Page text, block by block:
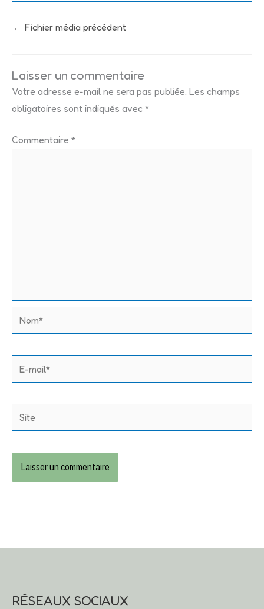
← Fichier média précédent
Laisser un commentaire
Votre adresse e-mail ne sera pas publiée. Les champs
obligatoires sont indiqués avec *
Commentaire *
Nom*
E-
mail*
Site
RÉSEAUX SOCIAUX